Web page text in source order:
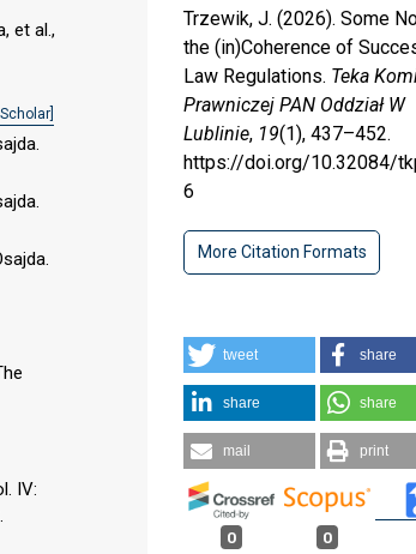
et al.,
IV:
Trzewik, J. (2026). Some
the (in)Coherence of
Law Regulations. Teka
Prawniczej PAN Oddział W
Lublinie, 19(1), 437–452.
https://doi.org/10.32084/
6
More Citation Formats
tweet share
share share
mail print
0 0